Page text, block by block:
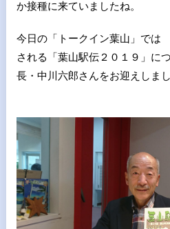
か接種に来ていましたね。
今日の「トークイン葉山」では
される「葉山駅伝２０１９」に
長・中川六郎さんをお迎えしまし